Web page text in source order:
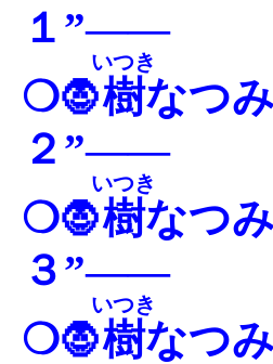
１”――
❍🧛樹
いつき
なつ
２”――
❍🧛樹
いつき
なつ
３”――
❍🧛樹
いつき
なつ